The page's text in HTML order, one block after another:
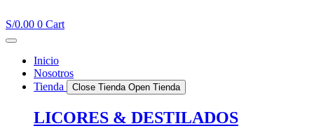
al
contenido
S/0.00 0 Cart
Inicio
Nosotros
Tienda
Close Tienda Open Tienda
LICORES & DESTILADOS